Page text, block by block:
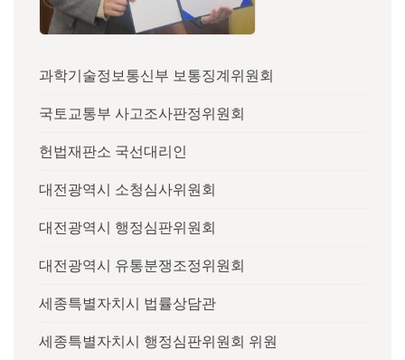
과학기술정보통신부 보통징계위원회
국토교통부 사고조사판정위원회
헌법재판소 국선대리인
대전광역시 소청심사위원회
대전광역시 행정심판위원회
대전광역시 유통분쟁조정위원회
세종특별자치시 법률상담관
세종특별자치시 행정심판위원회 위원